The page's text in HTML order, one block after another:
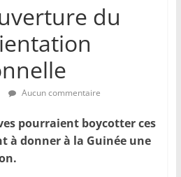
du
Aucun commentaire
pourraient boycotter ces
à donner à la Guinée une